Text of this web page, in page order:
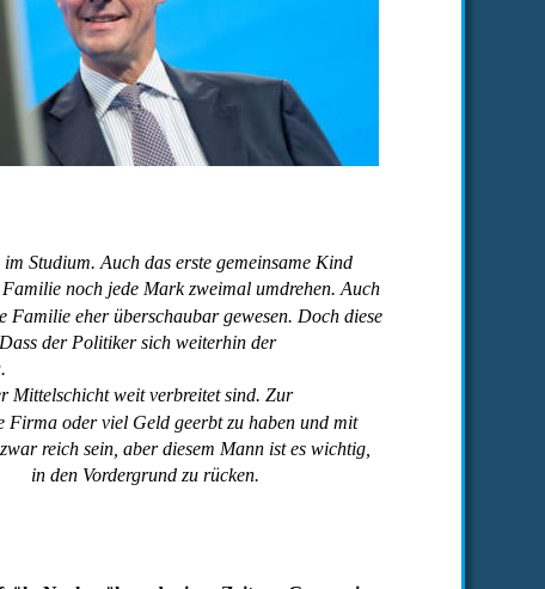
im Studium. Auch das erste gemeinsame Kind
noch jede Mark zweimal umdrehen. Auch
Familie eher überschaubar gewesen. Doch diese
der Politiker sich weiterhin der
Mittelschicht weit verbreitet sind. Zur
Firma oder viel Geld geerbt zu haben und mit
reich sein, aber diesem Mann ist es wichtig,
in den Vordergrund zu rücken.